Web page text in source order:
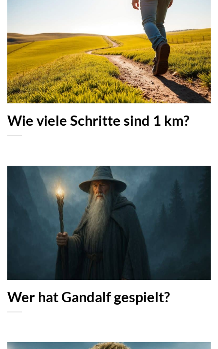
Wie viele Schritte sind 1 km?
Wer hat Gandalf gespielt?